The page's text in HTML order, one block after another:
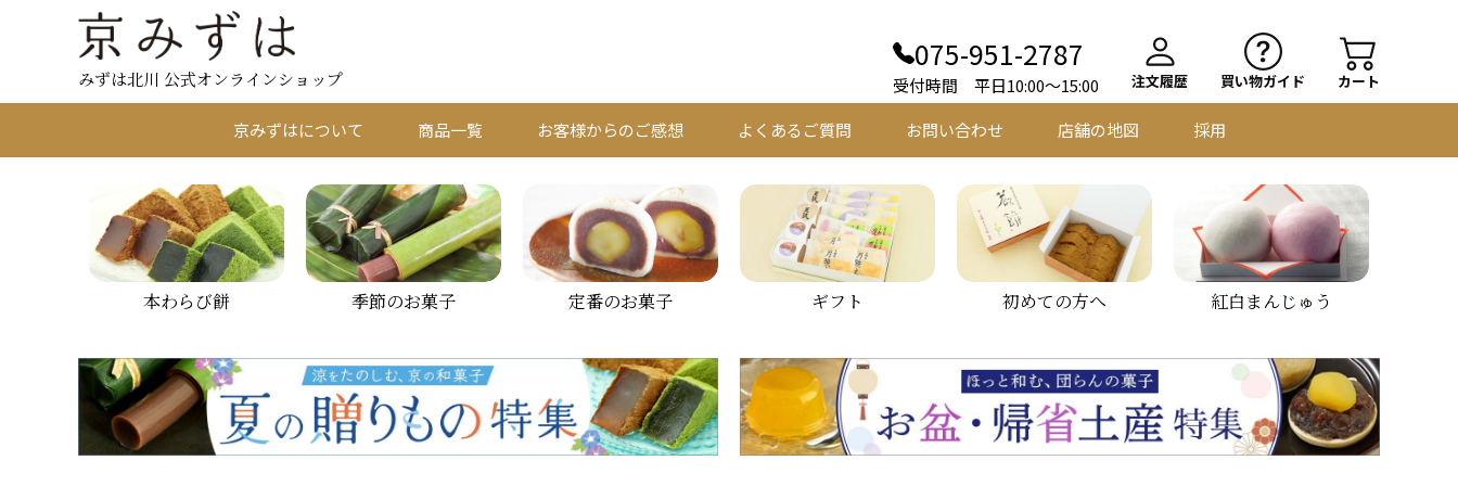
みずは北川 公式オンラインショップ
075-951-2787
受付時間 平日10:00～15:00 注文履歴 買い物ガイド カート
京みずはについて 商品一覧 お客様からのご感想 よくあるご質問 お問い合わせ 店舗の地図 採用
本わらび餅 季節のお菓子 定番のお菓子 ギフト 初めての方へ 紅白まんじゅう